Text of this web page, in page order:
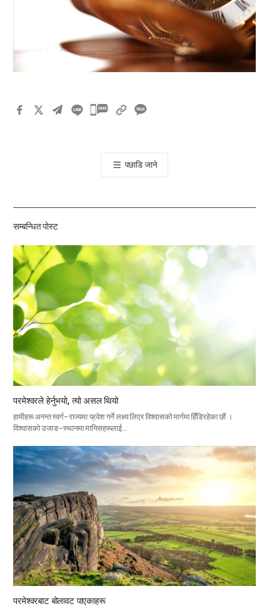
카
톡
공
기
पछाडि जाने
सम्बन्धित पोस्ट
परमेश्वरले हेर्नुभयो, त्यो असल थियो
हामीहरू अनन्त स्वर्ग–राज्यमा प्रवेश गर्ने लक्ष्य लिएर विश्वासको मार्गमा हिँडिरहेका छौं ।
विश्वासको उजाड–स्थानमा मानिसहरूलाई…
परमेश्वरबाट बोलावट पाएकाहरू